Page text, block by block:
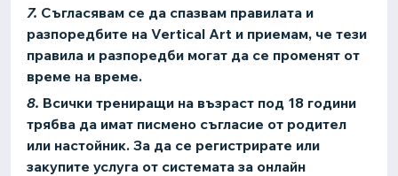
7. Съгласявам се да спазвам правилата и
разпоредбите на Vertical Art и приемам, че тези
правила и разпоредби могат да се променят от
време на време.
8. Всички трениращи на възраст под 18 години
трябва да имат писмено съгласие от родител
или настойник. За да се регистрирате или
закупите услуга от системата за онлайн